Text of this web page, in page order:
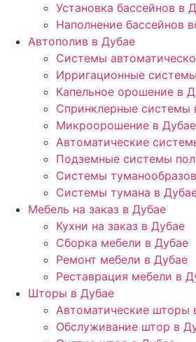
Установка бассейнов в
Наполнение бассейнов
Автополив в Дубае
Системы
Ирригационные
Капельное орошение в
Спринклерные системы
Микроорошение в Дубае
Автоматические
Подземные системы
Системы
Системы тумана в
Мебель на заказ в Дубае
Кухни на заказ в Дубае
Сборка мебели в Дубае
Ремонт мебели в Дубае
Реставрация мебели в
Шторы в Дубае
Автоматические шторы
Обслуживание штор в